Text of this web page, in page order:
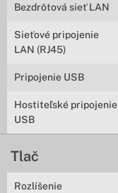
Bezdrôtová sieť LAN
Sieťové pripojenie
LAN (RJ45)
Pripojenie USB
Hostiteľské pripojenie
USB
Tlač
Rozlíšenie